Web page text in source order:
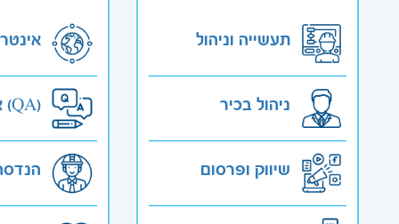
תעשייה וניהול
ניהול בכיר
שיווק ופרסום
אבטחת איכות (QA)